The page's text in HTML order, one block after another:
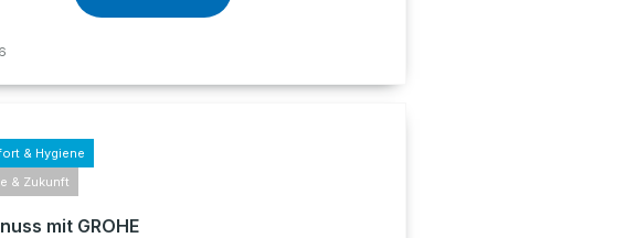
& Hygiene
& Zukunft
mit GROHE